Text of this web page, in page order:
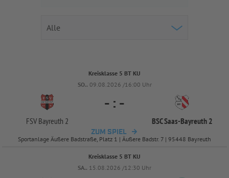
Kreisklasse 5 BT KU
SO.. 09.08.2026 /16:00 Uhr
FSV Bayreuth 2
- : -
BSC Saas-Bayreuth 2
ZUM SPIEL
Sportanlage Äußere Badstraße, Platz 1 | Äußere Badstr. 7 | 95448 Bayreuth
Kreisklasse 5 BT KU
SA.. 15.08.2026 /12:30 Uhr